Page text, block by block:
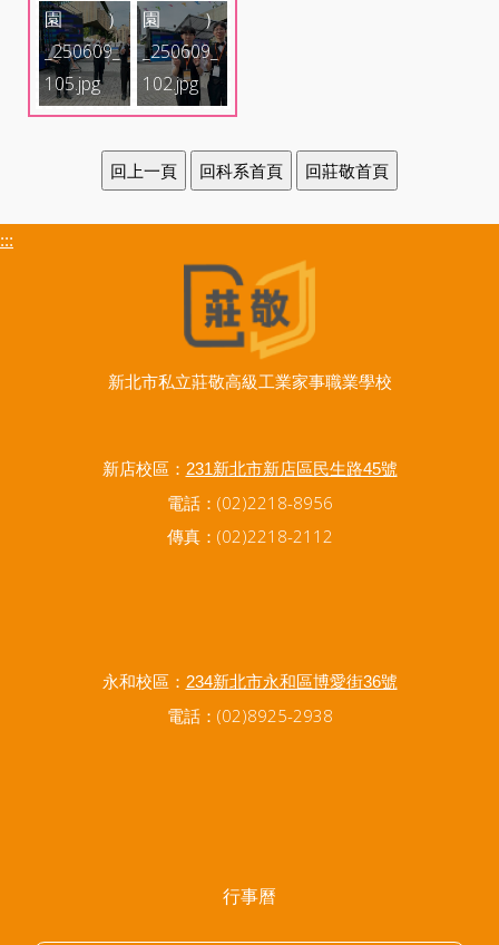
園）
_250609_
105.jpg
園）
_250609_
102.jpg
:::
新北市私立莊敬高級工業家事職業學校
新店校區： 231新北市新店區民生路45號
電話：(02)2218-8956
傳真：(02)2218-2112
永和校區： 234新北市永和區博愛街36號
電話：(02)8925-2938
行事曆